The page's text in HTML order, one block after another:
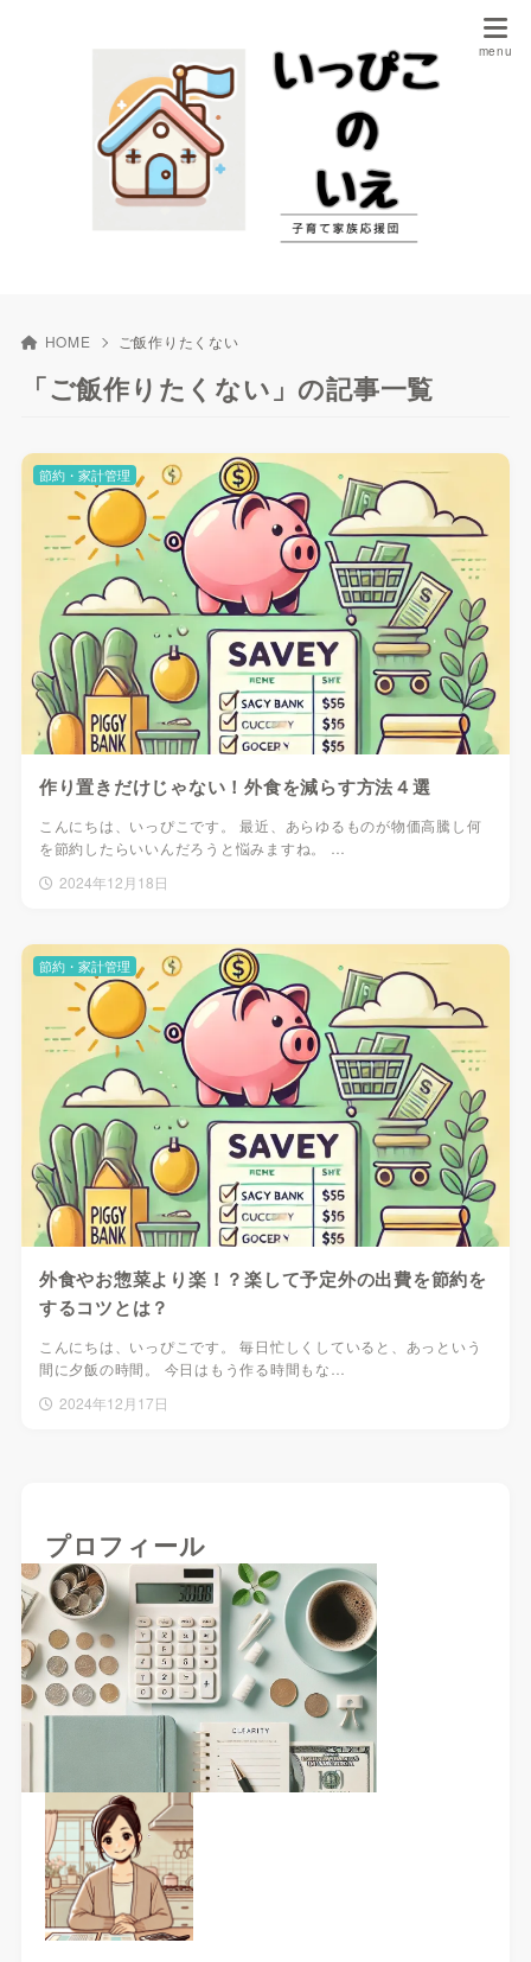
HOME ご飯作りたくない
「ご飯作りたくない」の記事一覧
作り置きだけじゃない！外食を減らす方法４選
こんにちは、いっぴこです。 最近、あらゆるものが物価高騰し何
を節約したらいいんだろうと悩みますね。 …
2024年12月18日
節約・家計管理
外食やお惣菜より楽！？楽して予定外の出費を節約を
するコツとは？
こんにちは、いっぴこです。 毎日忙しくしていると、あっという
間に夕飯の時間。 今日はもう作る時間もな…
2024年12月17日
節約・家計管理
プロフィール